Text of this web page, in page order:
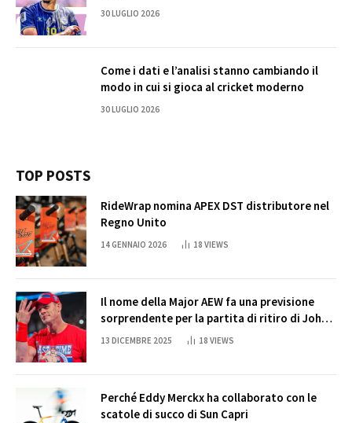
30 LUGLIO 2026
Come i dati e l’analisi stanno cambiando il
modo in cui si gioca al cricket moderno
30 LUGLIO 2026
TOP POSTS
RideWrap nomina APEX DST distributore nel
Regno Unito
14 GENNAIO 2026 18 VIEWS
Il nome della Major AEW fa una previsione
sorprendente per la partita di ritiro di John
Cena
13 DICEMBRE 2025 18 VIEWS
Perché Eddy Merckx ha collaborato con le
scatole di succo di Sun Capri